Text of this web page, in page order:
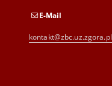
E-Mail
kontakt@zbc.uz.zgora.pl